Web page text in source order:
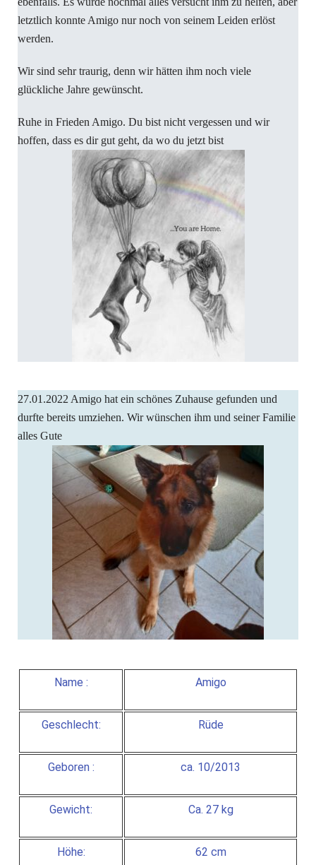
letztlich konnte Amigo nur noch von seinem Leiden erlöst
werden.
Wir sind sehr traurig, denn wir hätten ihm noch viele
glückliche Jahre gewünscht.
Ruhe in Frieden Amigo. Du bist nicht vergessen und wir
hoffen, dass es dir gut geht, da wo du jetzt bist
27.01.2022 Amigo hat ein schönes Zuhause gefunden und
durfte bereits umziehen. Wir wünschen ihm und seiner Familie
alles Gute
Name : Amigo
Geschlecht: Rüde
Geboren : ca. 10/2013
Gewicht: Ca. 27 kg
Höhe: 62 cm